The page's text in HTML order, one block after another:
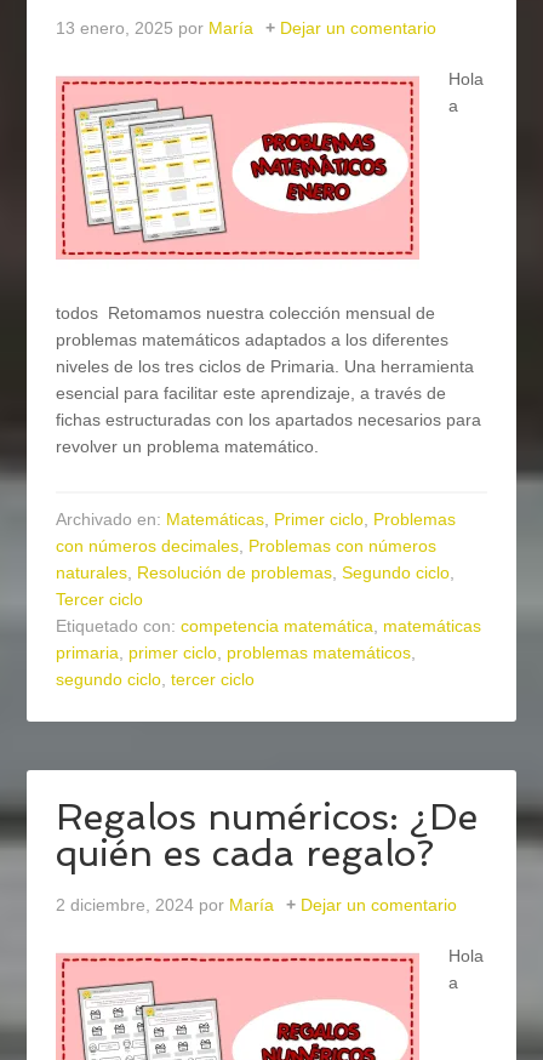
13 enero, 2025 por María Dejar un comentario
Hola
a
todos Retomamos nuestra colección mensual de
problemas matemáticos adaptados a los diferentes
niveles de los tres ciclos de Primaria. Una herramienta
esencial para facilitar este aprendizaje, a través de
fichas estructuradas con los apartados necesarios para
revolver un problema matemático.
Archivado en: Matemáticas, Primer ciclo, Problemas
con números decimales, Problemas con números
naturales, Resolución de problemas,Segundo ciclo,
Tercer ciclo
Etiquetado con:competencia matemática, matemáticas
primaria, primer ciclo, problemas matemáticos,
segundo ciclo,tercer ciclo
Regalos numéricos: ¿De
quién es cada regalo?
2 diciembre, 2024 por María Dejar un comentario
Hola
a